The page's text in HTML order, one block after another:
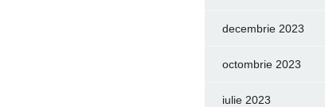
decembrie 2023
octombrie 2023
iulie 2023